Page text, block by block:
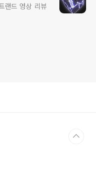
랜드 영상 리뷰